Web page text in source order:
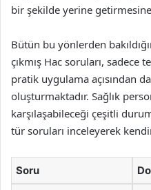
bir şekilde yerine getirmesine
Bütün bu yönlerden
çıkmış Hac soruları, sadece
pratik uygulama açısından
oluşturmaktadır. Sağlık
karşılaşabileceği çeşitli
tür soruları inceleyerek
Soru